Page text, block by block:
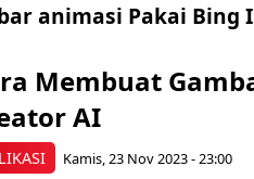
animasi Pakai Bing
Membuat
AI
Kamis, 23 Nov 2023 - 23:00